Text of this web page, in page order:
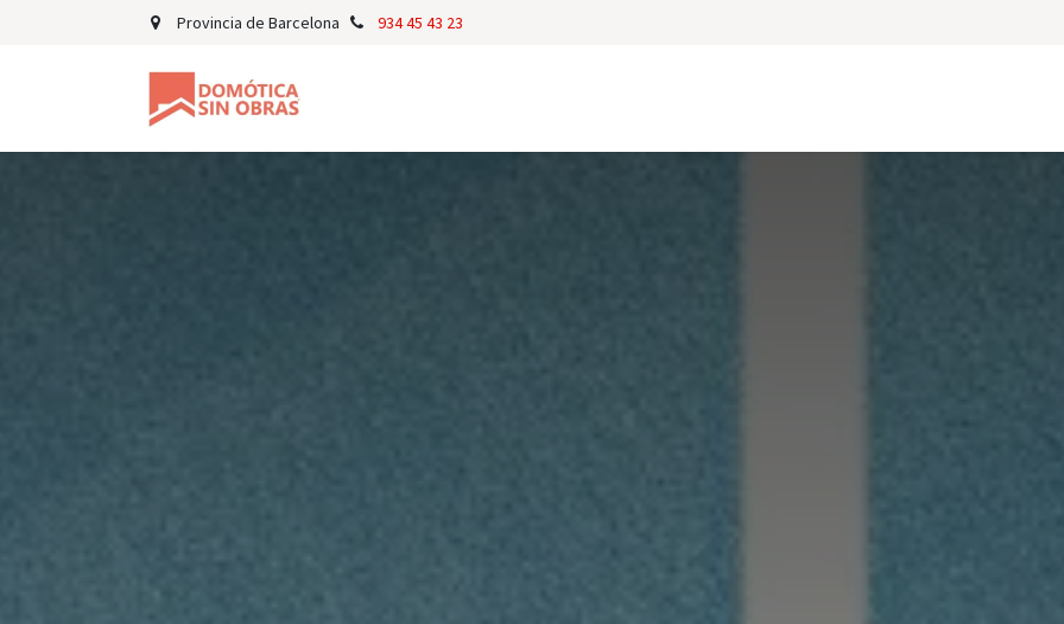
Provincia de Barcelona 934 45 43 23